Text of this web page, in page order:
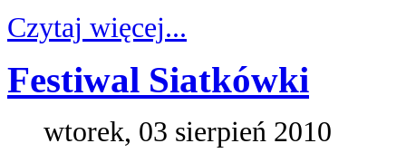
Czytaj więcej...
Festiwal Siatkówki
wtorek, 03 sierpień 2010